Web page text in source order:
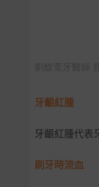
牙齦紅腫
牙齦紅腫代表
刷牙時流血